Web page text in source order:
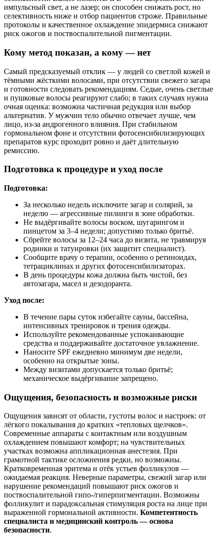
импульсный свет, а не лазер; он способен снижать рост, но
селективность ниже и отбор пациентов строже. Правильные
протоколы и качественное охлаждение эпидермиса снижают
риск ожогов и поствоспалительной пигментации.
Кому метод показан, а кому — нет
Самый предсказуемый отклик — у людей со светлой кожей и
тёмными жёсткими волосами, при отсутствии свежего загара
и готовности следовать рекомендациям. Седые, очень светлые
и пушковые волосы реагируют слабо; в таких случаях нужна
очная оценка: возможна частичная редукция или выбор
альтернатив. У мужчин тело обычно отвечает лучше, чем
лицо, из‑за андрогенного влияния. При стабильном
гормональном фоне и отсутствии фотосенсибилизирующих
препаратов курс проходит ровно и даёт длительную
ремиссию.
Подготовка к процедуре и уход после
Подготовка:
За несколько недель исключите загар и солярий, за
неделю — агрессивные пилинги в зоне обработки.
Не выдёргивайте волосы воском, шугарингом и
пинцетом за 3–4 недели; допустимо только бритьё.
Сбрейте волосы за 12–24 часа до визита, не травмируя
родинки и татуировки (их защитит специалист).
Сообщите врачу о терапии, особенно о ретиноидах,
тетрациклинах и других фотосенсибилизаторах.
В день процедуры кожа должна быть чистой, без
автозагара, масел и дезодоранта.
Уход после:
В течение пары суток избегайте сауны, бассейна,
интенсивных тренировок и трения одежды.
Используйте рекомендованные успокаивающие
средства и поддерживайте достаточное увлажнение.
Наносите SPF ежедневно минимум две недели,
особенно на открытые зоны.
Между визитами допускается только бритьё;
механическое выдёргивание запрещено.
Ощущения, безопасность и возможные риски
Ощущения зависят от области, густоты волос и настроек: от
лёгкого покалывания до кратких «тепловых щелчков».
Современные аппараты с контактным или воздушным
охлаждением повышают комфорт; на чувствительных
участках возможна аппликационная анестезия. При
грамотной тактике осложнения редки, но возможны.
Кратковременная эритема и отёк устьев фолликулов —
ожидаемая реакция. Неверные параметры, свежий загар или
нарушение рекомендаций повышают риск ожогов и
поствоспалительной гипо‑/гиперпигментации. Возможны
фолликулит и парадоксальная стимуляция роста на лице при
выраженной гормональной активности. Компетентность
специалиста и медицинский контроль — основа
безопасности.